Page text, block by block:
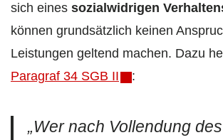
sich eines sozialwidrigen
können grundsätzlich keinen
Leistungen geltend machen. Dazu
Paragraf 34 SGB II
:
„Wer nach Vollendung